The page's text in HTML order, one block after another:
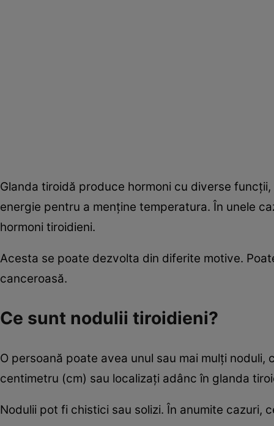
Glanda tiroidă produce hormoni cu diverse
energie pentru a menține temperatura. În unele
hormoni tiroidieni.
Acesta se poate dezvolta din diferite motive.
canceroasă.
Ce sunt nodulii tiroidieni?
O persoană poate avea unul sau mai mulți
centimetru (cm) sau localizați adânc în glanda
Nodulii pot fi chistici sau solizi. În anumite cazuri,